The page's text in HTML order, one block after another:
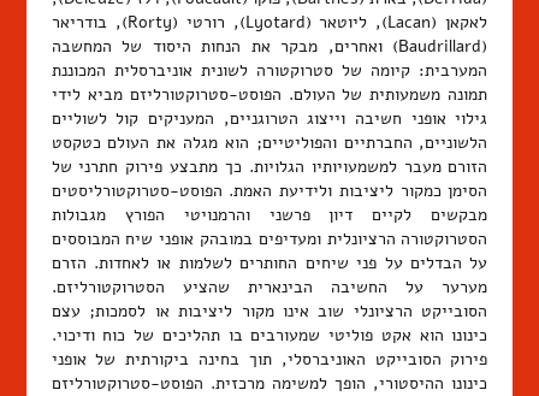
לאקאן (Lacan), ליוטאר (Lyotard), רורטי (Rorty), בודריאר
(Baudrillard) ואחרים, מבקר את הנחות היסוד של המחשבה
המערבית: קיומה של סטרוקטורה לשונית אוניברסלית המכוננת
תמונה משמעותית של העולם. הפוסט-סטרוקטורליזם מביא לידי
גילוי אופני חשיבה וייצוג הטרוגניים, המעניקים קול לשוליים
הלשוניים, החברתיים והפוליטיים; הוא מגלה את העולם כטקסט
הזורם מעבר למשמעויותיו הגלויות. כך מתבצע פירוק חתרני של
הסימן כמקור ליציבות ולידיעת האמת. הפוסט-סטרוקטורליסטים
מבקשים לקיים דיון פרשני והרמנויטי הפורץ מגבולות
הסטרוקטורה הרציונלית ומעדיפים במובהק אופני שיח המבוססים
על הבדלים על פני שיחים החותרים לשלמות או לאחדות. הזרם
מערער על החשיבה הבינארית שהציע הסטרוקטורליזם.
הסובייקט הרציונלי שוב אינו מקור ליציבות או לסמכות; עצם
כינונו הוא אקט פוליטי שמעורבים בו תהליכים של כוח ודיכוי.
פירוק הסובייקט האוניברסלי, תוך בחינה ביקורתית של אופני
כינונו ההיסטורי, הופך למשימה מרכזית. הפוסט-סטרוקטורליזם